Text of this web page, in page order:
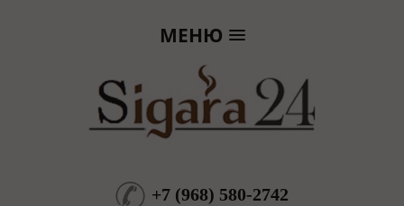
МЕНЮ
+7 (968) 580-2742